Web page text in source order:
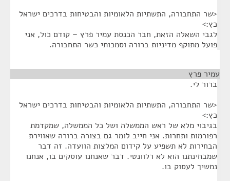
<שר התחבורה, התשתיות הלאומיות והבטיחות בדרכים ישראל
כץ:>
לגבי השאלה הזאת, חבר הכנסת עמיר פרץ – קודם כול, אני
פועל מתוקף מדיניות ברורה וסמכותי כשר התחבורה.
עמיר פרץ
ברור לי.
<שר התחבורה, התשתיות הלאומיות והבטיחות בדרכים ישראל
כץ:>
בגיבוי מלא של ראש הממשלה ושל כל הממשלה, שמקדמת
רפורמות ותחרות. אני חייב לומר גם בצורה ברורה שאווירת
הבחירות לא תשפיע על קידום המלצות הוועדה. זה דבר
שמבחינתנו הוא לא רלוונטי. דבר שאנחנו עוסקים בו, אנחנו
נמשיך לעסוק בו.